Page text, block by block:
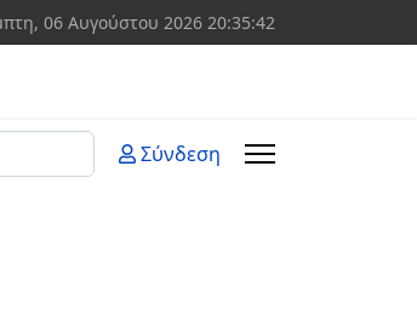
06 Αυγούστου 2026 20:35:42
Σύνδεση